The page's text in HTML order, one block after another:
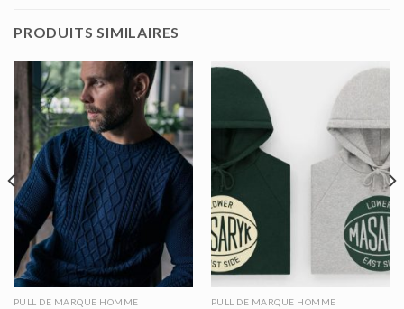
PRODUITS SIMILAIRES
PULL DE MARQUE HOMME PULL DE MARQUE HOMME